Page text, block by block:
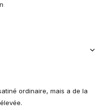
ordinaire, mais a de la